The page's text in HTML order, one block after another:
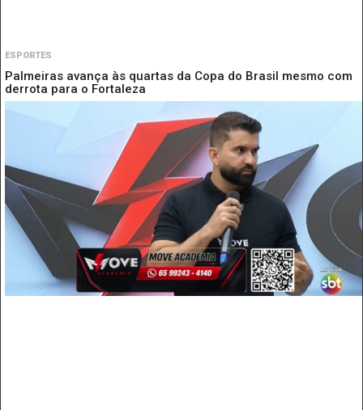
ESPORTES
Palmeiras avança às quartas da Copa do Brasil mesmo com
derrota para o Fortaleza